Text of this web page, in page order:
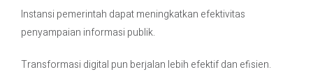
Instansi pemerintah dapat meningkatkan efektivitas
penyampaian informasi publik.
Transformasi digital pun berjalan lebih efektif dan efisien.